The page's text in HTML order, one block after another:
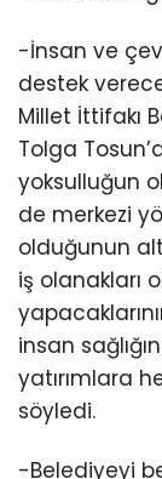
-İnsan ve
destek
Millet İttifakı
Tolga
yoksulluğun
de merkezi
olduğunun
iş olanakları
insan
yatırımlara
söyledi.
-Belediyeyi